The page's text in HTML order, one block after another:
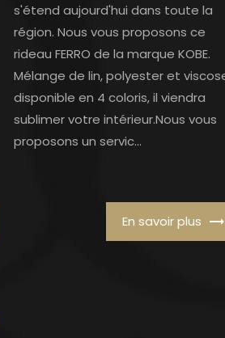
s'étend aujourd'hui dans toute la
région. Nous vous proposons ce
rideau FERRO de la marque KOBE.
Mélange de lin, polyester et
disponible en 4 coloris, il viendra
sublimer votre intérieur.Nous vous
proposons un servic...
En savoir plus